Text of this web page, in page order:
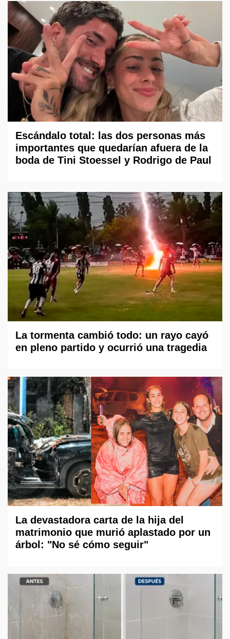
Escándalo total: las dos personas más
importantes que quedarían afuera de la
boda de Tini Stoessel y Rodrigo de Paul
La tormenta cambió todo: un rayo cayó
en pleno partido y ocurrió una tragedia
La devastadora carta de la hija del
matrimonio que murió aplastado por un
árbol: "No sé cómo seguir"